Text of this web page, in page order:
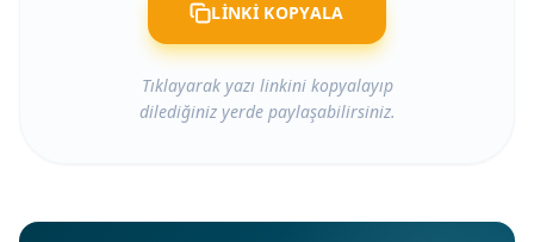
LİNKİ KOPYALA
Tıklayarak yazı linkini kopyalayıp
dilediğiniz yerde paylaşabilirsiniz.